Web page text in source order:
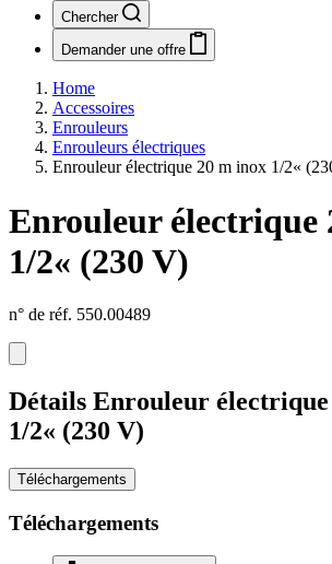
Chercher
Demander une offre
Home
Accessoires
Enrouleurs
Enrouleurs électriques
Enrouleur électrique 20 m inox 1/2«
Enrouleur électrique
1/2« (230 V)
n° de réf. 550.00489
Détails Enrouleur
1/2« (230 V)
Téléchargements
Téléchargements